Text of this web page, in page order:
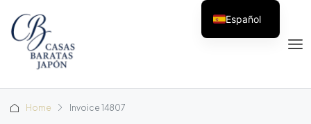
Home Invoice 14807
Español